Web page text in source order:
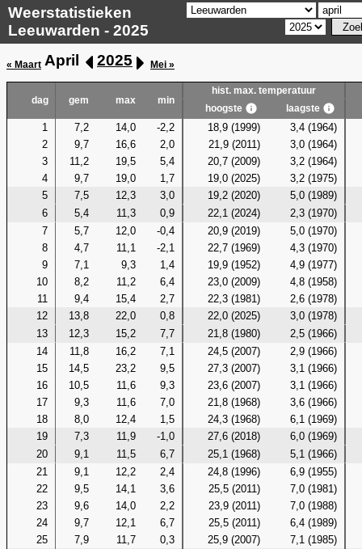
Weerstatistieken
Leeuwarden - 2025
« Maart April 2025 Mei »
dag gem max min
hist. max. temperatuur
hoogste
laagste
1 7,2 14,0 -2,2 18,9 (1999)
3,4 (1964)
2
9,7 16,6 2,0 21,9 (2011)
3,0 (1964)
3
11,2 19,5 5,4 20,7 (2009)
3,2 (1964)
4
9,7 19,0 1,7 19,0 (2025)
3,2 (1975)
5
7,5 12,3 3,0 19,2 (2020)
5,0 (1989)
6
5,4 11,3 0,9 22,1 (2024)
2,3 (1970)
7
5,7 12,0 -0,4 20,9 (2019)
5,0 (1970)
8
4,7 11,1 -2,1 22,7 (1969)
4,3 (1970)
9
7,1 9,3 1,4 19,9 (1952)
4,9 (1977)
10
8,2 11,2 6,4 23,0 (2009)
4,8 (1958)
11
9,4 15,4 2,7 22,3 (1981)
2,6 (1978)
12
13,8 22,0 0,8 22,0 (2025)
3,0 (1978)
13
12,3 15,2 7,7 21,8 (1980)
2,5 (1966)
14
11,8 16,2 7,1 24,5 (2007)
2,9 (1966)
15
14,5 23,2 9,5 27,3 (2007)
3,1 (1966)
16
10,5 11,6 9,3 23,6 (2007)
3,1 (1966)
17
9,3 11,6 7,0 21,8 (1968)
3,6 (1966)
18
8,0 12,4 1,5 24,3 (1968)
6,1 (1969)
19
7,3 11,9 -1,0 27,6 (2018)
6,0 (1969)
20
9,1 11,5 6,7 25,1 (1968)
5,1 (1966)
21
9,1 12,2 2,4 24,8 (1996)
6,9 (1955)
22
9,5 14,1 3,6 25,5 (2011)
7,0 (1981)
23
9,6 14,0 2,2 23,9 (2011)
7,0 (1988)
24
9,7 12,1 6,7 25,5 (2011)
6,4 (1989)
25
7,9 11,7 0,3 25,9 (2007)
7,1 (1985)